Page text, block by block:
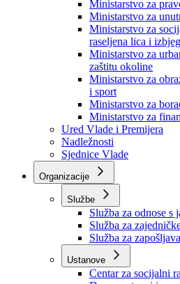
Ministarstva
Ministarstvo za
Ministarstvo za
Ministarstvo za
Ministarstvo za
raseljena lica i
Ministarstvo za
zaštitu okoline
Ministarstvo za
i sport
Ministarstvo za
Ministarstvo za
Ured Vlade i Premijera
Nadležnosti
Sjednice Vlade
Organizacije
Službe
Služba za odnose s
Služba za
Služba za